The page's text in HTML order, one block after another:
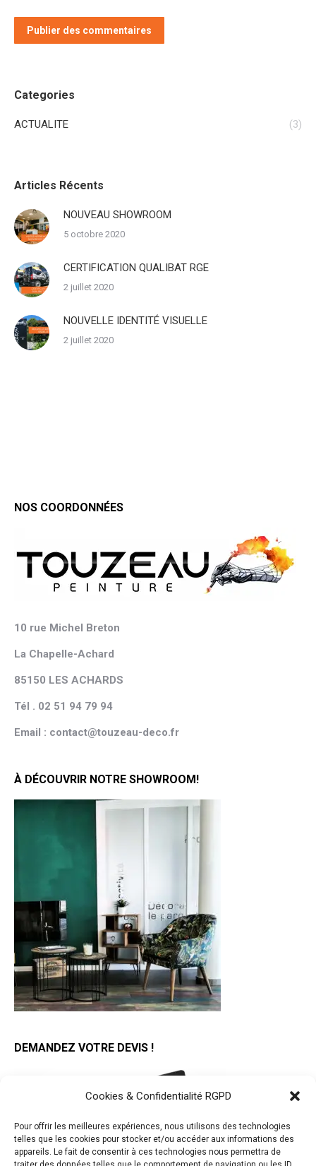
Cookies & Confidentialité RGPD
Pour offrir les meilleures expériences, nous utilisons des technologies
telles que les cookies pour stocker et/ou accéder aux informations des
appareils. Le fait de consentir à ces technologies nous permettra de
Publier des commentaires
Categories
ACTUALITE (3)
Articles Récents
NOUVEAU SHOWROOM
5 octobre 2020
CERTIFICATION QUALIBAT RGE
2 juillet 2020
NOUVELLE IDENTITÉ VISUELLE
2 juillet 2020
NOS COORDONNÉES
10 rue Michel Breton
La Chapelle-Achard
85150 LES ACHARDS
Tél . 02 51 94 79 94
Email : contact@touzeau-deco.fr
À DÉCOUVRIR NOTRE SHOWROOM!
DEMANDEZ VOTRE DEVIS !